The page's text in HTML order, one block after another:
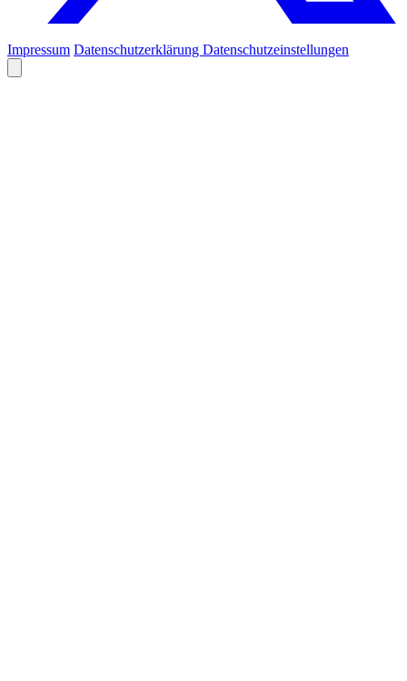
Impressum Datenschutzerklärung Datenschutzeinstellungen